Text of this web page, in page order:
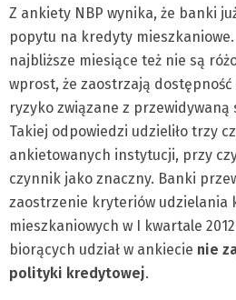
Z ankiety NBP wynika, że banki
popytu na kredyty
najbliższe miesiące też nie są
wprost, że zaostrzają
ryzyko związane z
Takiej odpowiedzi udzieliło trzy
ankietowanych instytucji, przy
czynnik jako znaczny. Banki
zaostrzenie kryteriów udzielania
mieszkaniowych w I kwartale
biorących udział w ankiecie nie
polityki kredytowej.